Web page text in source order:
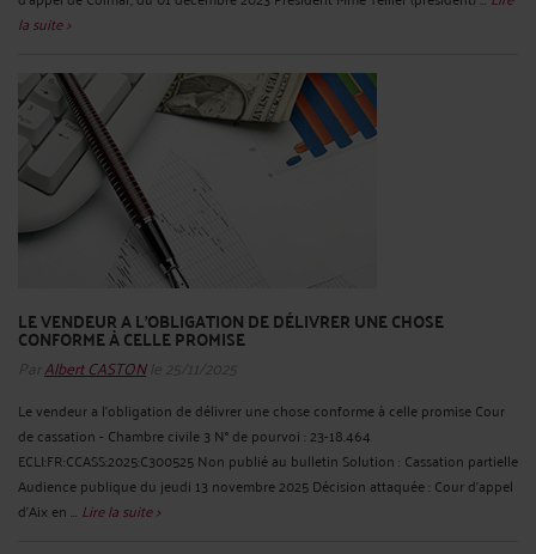
la suite >
LE VENDEUR A L'OBLIGATION DE DÉLIVRER UNE CHOSE
CONFORME À CELLE PROMISE
ParAlbert CASTONle 25/11/2025
Le vendeur a l'obligation de délivrer une chose conforme à celle promise Cour
de cassation - Chambre civile 3 N° de pourvoi : 23-18.464
ECLI:FR:CCASS:2025:C300525 Non publié au bulletin Solution : Cassation partielle
Audience publique du jeudi 13 novembre 2025 Décision attaquée : Cour d'appel
d'Aix en ... Lire la suite >